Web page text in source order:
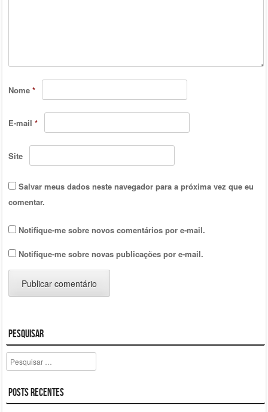
Nome *
E-mail *
Site
Salvar meus dados neste navegador para a próxima vez que eu
comentar.
Notifique-me sobre novos comentários por e-mail.
Notifique-me sobre novas publicações por e-mail.
Pesquisar
Pesquisar
Posts Recentes